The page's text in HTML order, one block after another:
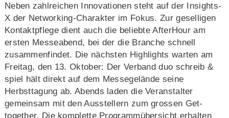
Neben zahlreichen Innovationen steht auf der Insights-
X der Networking-Charakter im Fokus. Zur geselligen
Kontaktpflege dient auch die beliebte AfterHour am
ersten Messeabend, bei der die Branche schnell
zusammenfindet. Die nächsten Highlights warten am
Freitag, den 13. Oktober: Der Verband duo schreib &
spiel hält direkt auf dem Messegelände seine
Herbsttagung ab. Abends laden die Veranstalter
gemeinsam mit den Ausstellern zum grossen Get-
together. Die komplette Programmübersicht erhalten